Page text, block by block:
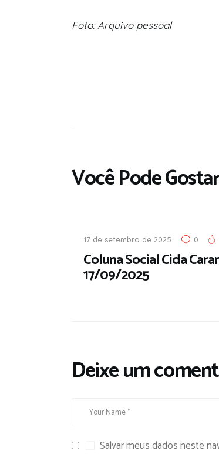
Foto: Arquivo pessoal
Você Pode Gostar
17 de setembro de 2025 0
Coluna Social Cida
17/09/2025
Deixe um
Salvar meus dados neste